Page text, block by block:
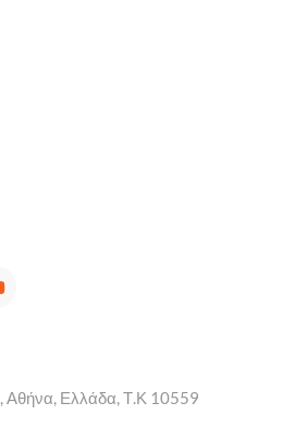
, Αθήνα, Ελλάδα, Τ.Κ 10559